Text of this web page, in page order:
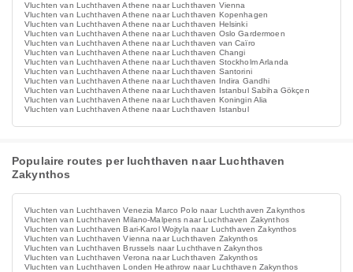
Vluchten van Luchthaven Athene naar Luchthaven Vienna
Vluchten van Luchthaven Athene naar Luchthaven Kopenhagen
Vluchten van Luchthaven Athene naar Luchthaven Helsinki
Vluchten van Luchthaven Athene naar Luchthaven Oslo Gardermoen
Vluchten van Luchthaven Athene naar Luchthaven van Caïro
Vluchten van Luchthaven Athene naar Luchthaven Changi
Vluchten van Luchthaven Athene naar Luchthaven Stockholm Arlanda
Vluchten van Luchthaven Athene naar Luchthaven Santorini
Vluchten van Luchthaven Athene naar Luchthaven Indira Gandhi
Vluchten van Luchthaven Athene naar Luchthaven Istanbul Sabiha Gökçen
Vluchten van Luchthaven Athene naar Luchthaven Koningin Alia
Vluchten van Luchthaven Athene naar Luchthaven Istanbul
Populaire routes per luchthaven naar Luchthaven
Zakynthos
Vluchten van Luchthaven Venezia Marco Polo naar Luchthaven Zakynthos
Vluchten van Luchthaven Milano-Malpens naar Luchthaven Zakynthos
Vluchten van Luchthaven Bari-Karol Wojtyla naar Luchthaven Zakynthos
Vluchten van Luchthaven Vienna naar Luchthaven Zakynthos
Vluchten van Luchthaven Brussels naar Luchthaven Zakynthos
Vluchten van Luchthaven Verona naar Luchthaven Zakynthos
Vluchten van Luchthaven Londen Heathrow naar Luchthaven Zakynthos